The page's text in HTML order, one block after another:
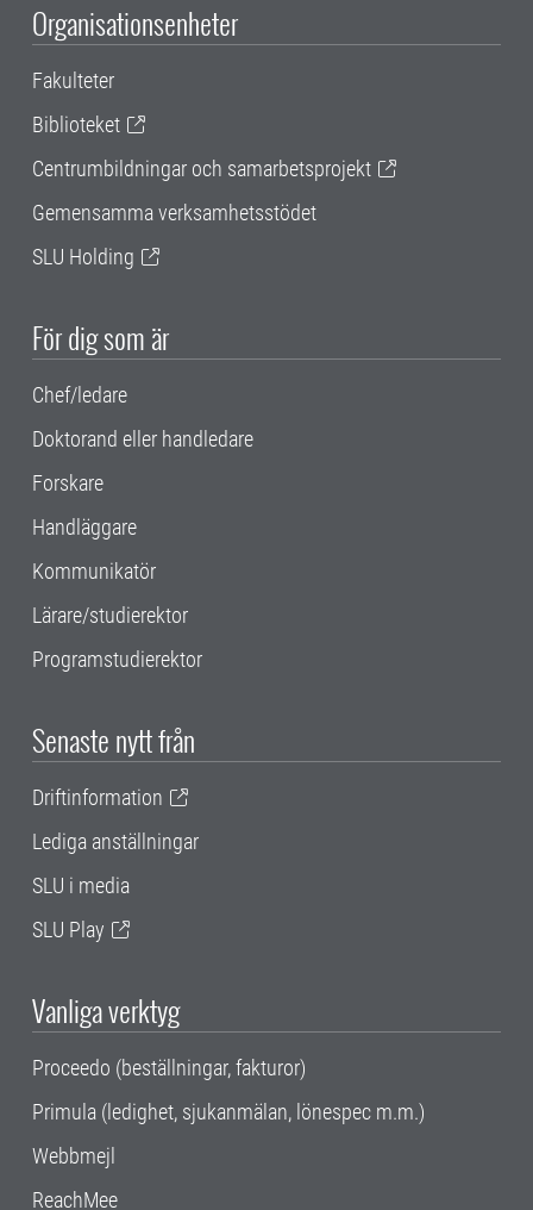
Organisationsenheter
Fakulteter
Biblioteket
Centrumbildningar och samarbetsprojekt
Gemensamma verksamhetsstödet
SLU Holding
För dig som är
Chef/ledare
Doktorand eller handledare
Forskare
Handläggare
Kommunikatör
Lärare/studierektor
Programstudierektor
Senaste nytt från
Driftinformation
Lediga anställningar
SLU i media
SLU Play
Vanliga verktyg
Proceedo (beställningar, fakturor)
Primula (ledighet, sjukanmälan, lönespec m.m.)
Webbmejl
ReachMee